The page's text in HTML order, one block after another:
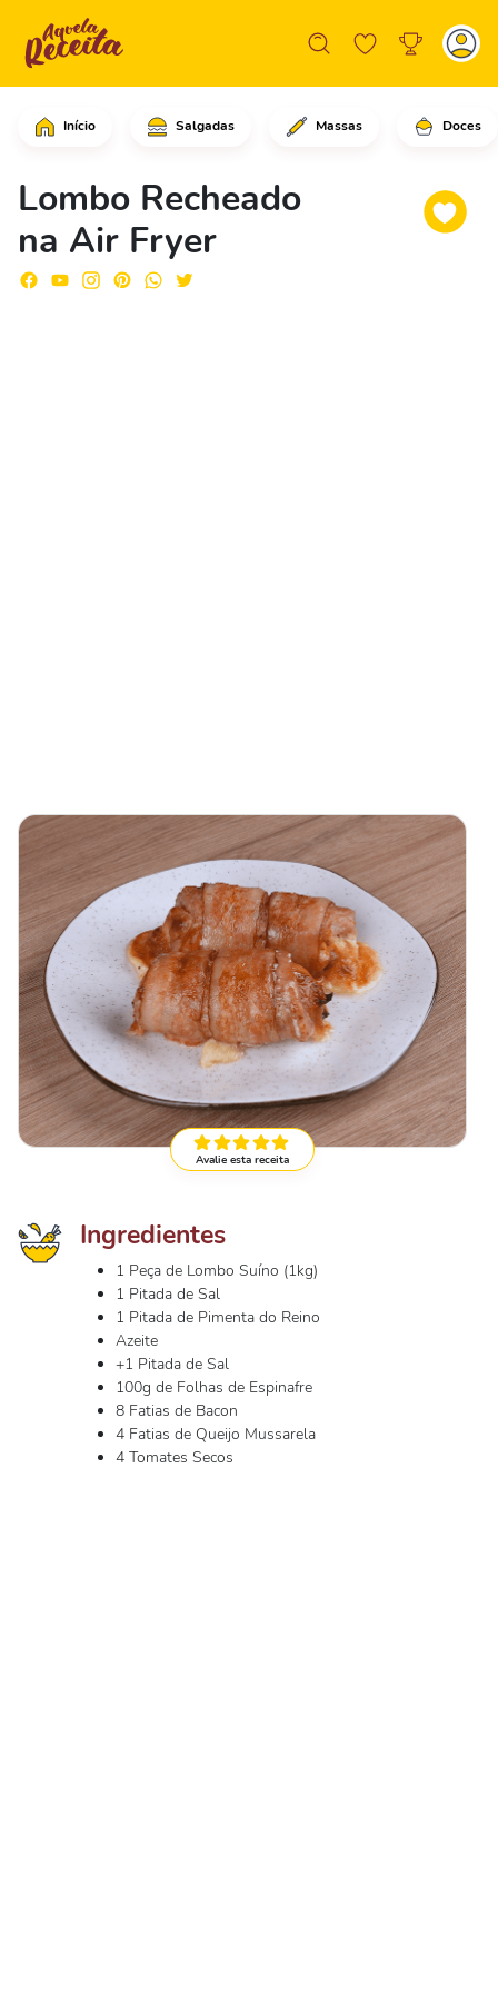
Início Salgadas Massas Doces
Lombo Recheado
na Air Fryer
Comece cortando a peça de lombo
Avalie esta receita
Ingredientes
1 Peça de Lombo Suíno (1kg)
1 Pitada de Sal
1 Pitada de Pimenta do Reino
Azeite
+1 Pitada de Sal
100g de Folhas de Espinafre
8 Fatias de Bacon
4 Fatias de Queijo Mussarela
4 Tomates Secos